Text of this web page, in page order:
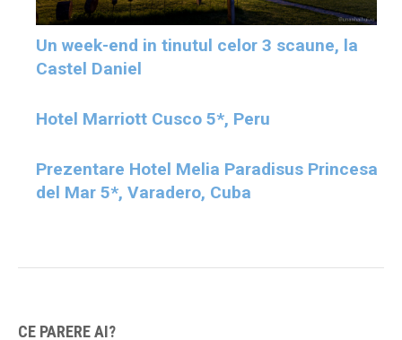
Un week-end in tinutul celor 3 scaune, la
Castel Daniel
Hotel Marriott Cusco 5*, Peru
Prezentare Hotel Melia Paradisus Princesa
del Mar 5*, Varadero, Cuba
CE PARERE AI?